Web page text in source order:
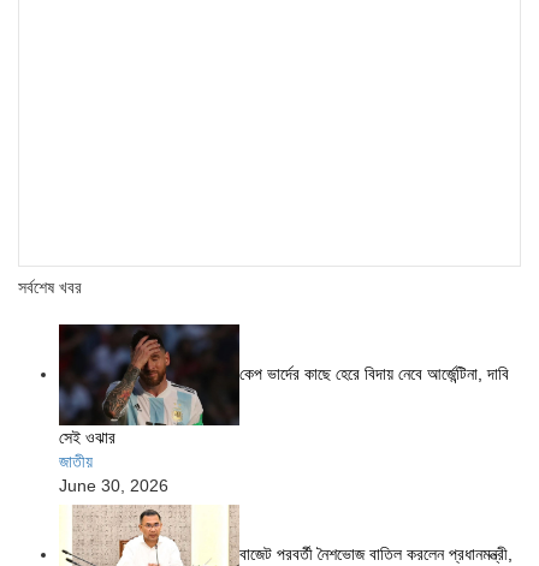
সর্বশেষ খবর
কেপ ভার্দের কাছে হেরে বিদায় নেবে আর্জেন্টিনা, দাবি
সেই ওঝার
জাতীয়
June 30, 2026
বাজেট পরবর্তী নৈশভোজ বাতিল করলেন প্রধানমন্ত্রী,